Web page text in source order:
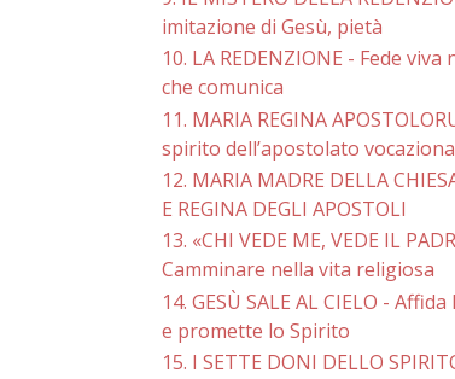
imitazione di Gesù, pietà
10. LA REDENZIONE - Fede viva
che comunica
11. MARIA REGINA
spirito dell’apostolato
12. MARIA MADRE DELLA
E REGINA DEGLI APOSTOLI
13. «CHI VEDE ME, VEDE IL
Camminare nella vita religiosa
14. GESÙ SALE AL CIELO -
e promette lo Spirito
15. I SETTE DONI DELLO